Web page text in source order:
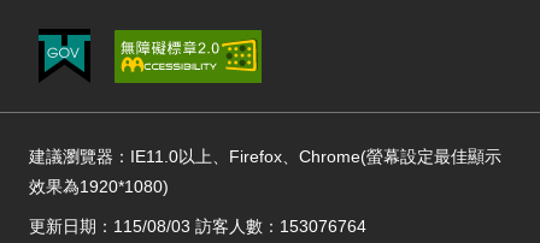
建議瀏覽器：IE11.0以上、Firefox、Chrome(螢幕設定最佳顯示
效果為1920*1080)
更新日期：115/08/03 訪客人數：153076764